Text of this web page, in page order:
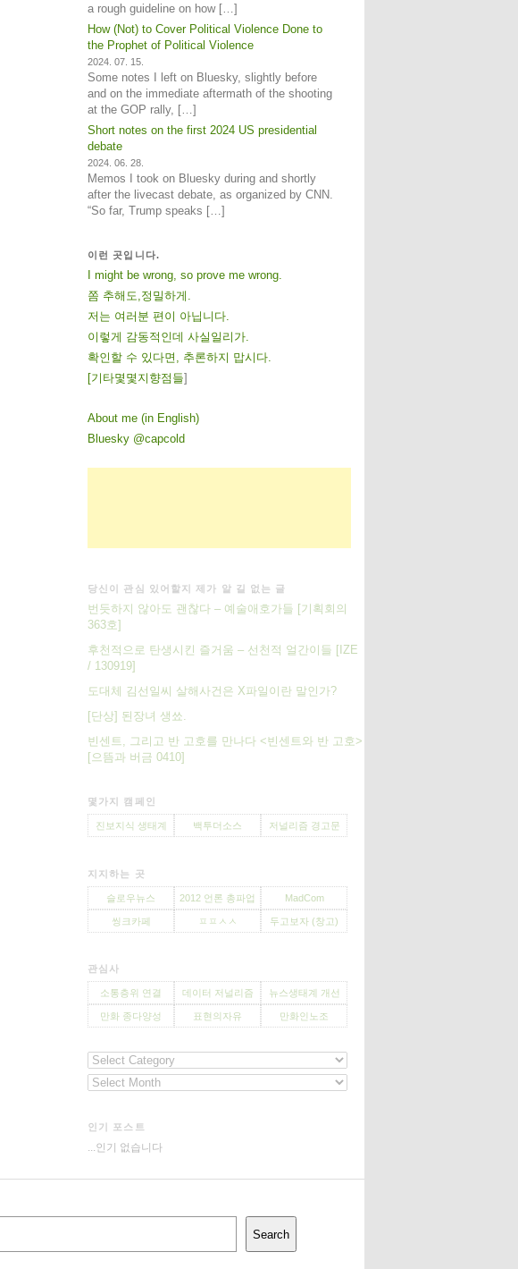
a rough guideline on how […]
How (Not) to Cover Political Violence Done to
the Prophet of Political Violence
2024. 07. 15.
Some notes I left on Bluesky, slightly before
and on the immediate aftermath of the shooting
at the GOP rally, […]
Short notes on the first 2024 US presidential
debate
2024. 06. 28.
Memos I took on Bluesky during and shortly
after the livecast debate, as organized by CNN.
“So far, Trump speaks […]
이런 곳입니다.
I might be wrong, so prove me wrong.
쫌 추해도,정밀하게.
저는 여러분 편이 아닙니다.
이렇게 감동적인데 사실일리가.
확인할 수 있다면, 추론하지 맙시다.
[기 타몇 몇 지 향점 들]
About me (in English)
Bluesky @capcold
당신이 관심 있어할지 제가 알 길 없는 글
번듯하지 않아도 괜찮다 – 예술애호가들 [기획회의
363호]
후천적으로 탄생시킨 즐거움 – 선천적 얼간이들 [IZE
/ 130919]
도대체 김선일씨 살해사건은 X파일이란 말인가?
[단상] 된장녀 생쑈.
빈센트, 그리고 반 고호를 만나다 <빈센트와 반 고호>
[으뜸과 버금 0410]
몇가지 캠페인
진보지식 생태계 백투더소스 저널리즘 경고문
지지하는 곳
슬로우뉴스 2012 언론 총파업 MadCom
씽크카페 ㅍㅍㅅㅅ 두고보자 (창고)
관심사
소통층위 연결 데이터 저널리즘 뉴스생태계 개선
만화 종다양성 표현의자유 만화인노조
인기 포스트
...인기 없습니다
Search